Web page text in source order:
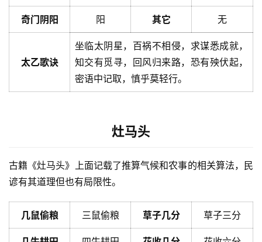
奇门阴阳 阳 其它 无
太乙歌诀
坐临太阴星，百祸不相侵，求谋悉成就，
知交有觅寻，回风归来路，恐有殃伏起，
密语中记取，慎乎莫轻行。
灶马头
古籍《灶马头》上面记载了推算气候和农事的相关算法，民
谚有其道理但也有局限性。
几鼠偷粮 三鼠偷粮 草子几分 草子三分